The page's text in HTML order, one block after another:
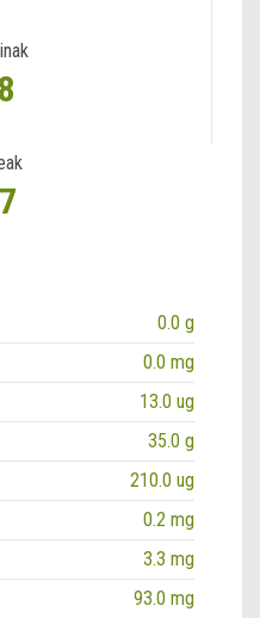
0.0 g
0.0 mg
13.0 ug
35.0 g
210.0 ug
0.2 mg
3.3 mg
93.0 mg